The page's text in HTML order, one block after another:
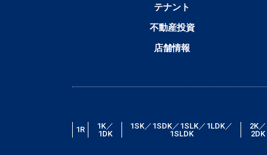
テナント
不動産投資
店舗情報
1R
1K／
1DK
1SK／1SDK／1SLK／1LDK／
1SLDK
2K／
2DK